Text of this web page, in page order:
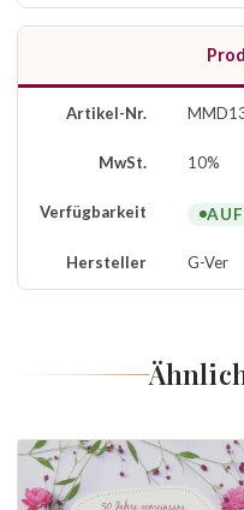
Artikel-Nr.
MwSt. 10%
Verfügbarkeit
Hersteller G-Ver